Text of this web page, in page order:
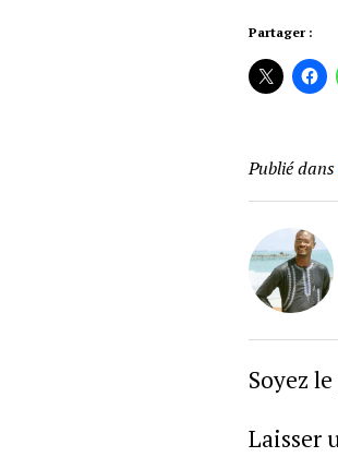
Partager :
Publié dans
Soyez
Laisser